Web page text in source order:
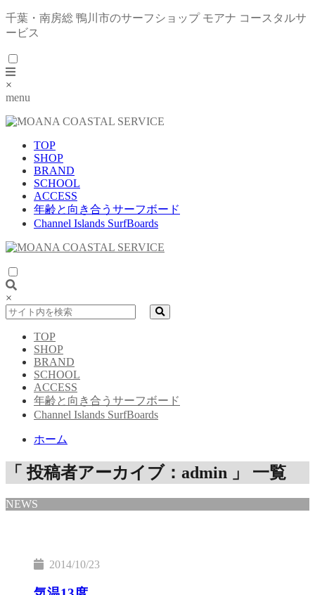
千葉・南房総 鴨川市のサーフショップ モアナ コースタルサ
ービス
×
menu
TOP
SHOP
BRAND
SCHOOL
ACCESS
年齢と向き合うサーフボード
Channel Islands SurfBoards
×
TOP
SHOP
BRAND
SCHOOL
ACCESS
年齢と向き合うサーフボード
Channel Islands SurfBoards
ホーム
「 投稿者アーカイブ：admin 」 一覧
NEWS
2014/10/23